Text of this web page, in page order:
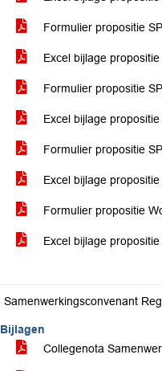
Formulier propositie
Excel bijlage
Formulier propositie
Excel bijlage
Formulier propositie
Excel bijlage
Formulier propositie
Excel bijlage
Samenwerkingsconvenant
Bijlagen
Collegenota